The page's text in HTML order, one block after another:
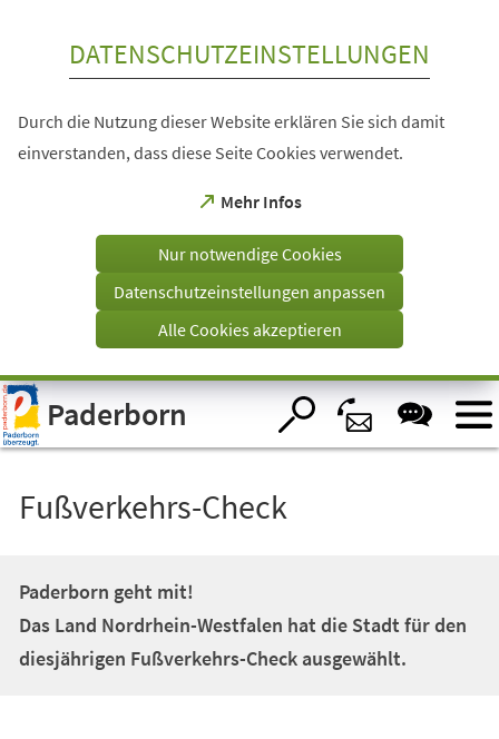
Visuelle
Assistenzsoftware
öffnen.
DATENSCHUTZEINSTELLUNGEN
Durch die Nutzung dieser Website erklären Sie sich damit
einverstanden, dass diese Seite Cookies verwendet.
Mehr Infos
(Öffnet
einem
Tab)
Nur notwendige Cookies
Datenschutzeinstellungen anpassen
Alle Cookies akzeptieren
Paderborn
Fußverkehrs-Check
Paderborn geht mit!
Das Land Nordrhein-Westfalen hat die Stadt für den
diesjährigen Fußverkehrs-Check ausgewählt.